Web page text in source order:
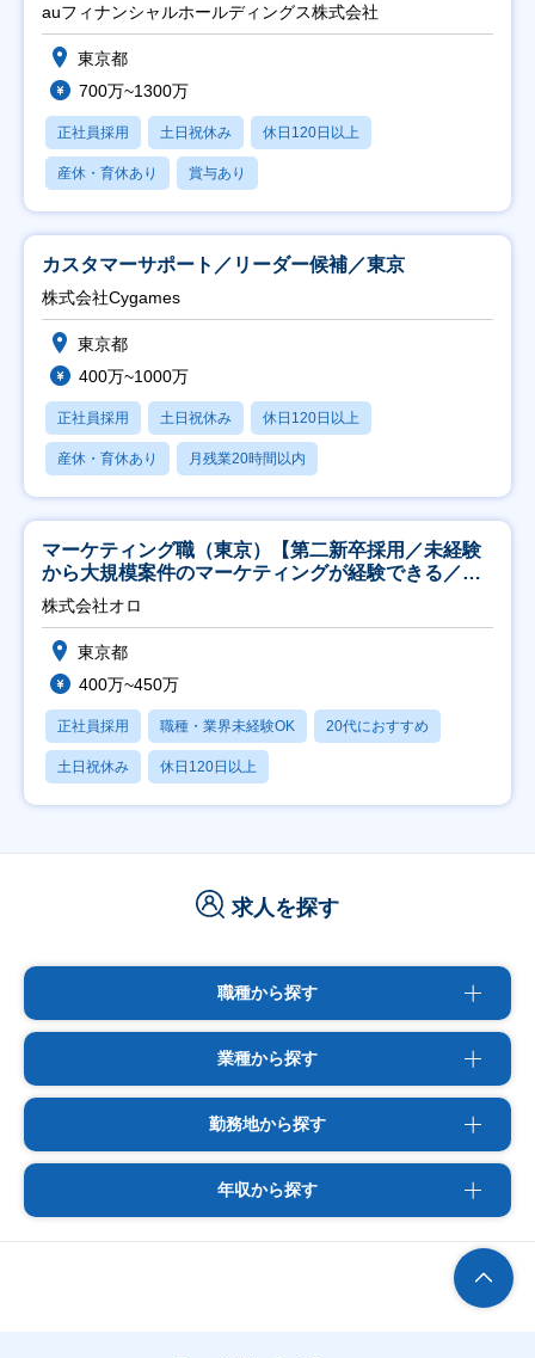
auフィナンシャルホールディングス株式会社
東京都
700万~1300万
正社員採用 土日祝休み 休日120日以上
産休・育休あり 賞与あり
カスタマーサポート／リーダー候補／東京
株式会社Cygames
東京都
400万~1000万
正社員採用 土日祝休み 休日120日以上
産休・育休あり 月残業20時間以内
マーケティング職（東京）【第二新卒採用／未経験
から大規模案件のマーケティングが経験できる／研
修充実】
株式会社オロ
東京都
400万~450万
正社員採用 職種・業界未経験OK 20代におすすめ
土日祝休み 休日120日以上
求人を探す
職種から探す
業種から探す
勤務地から探す
年収から探す